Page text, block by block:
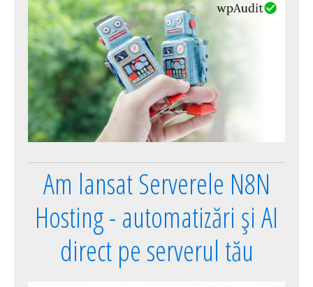
Am lansat Serverele N8N
Hosting - automatizări și AI
direct pe serverul tău